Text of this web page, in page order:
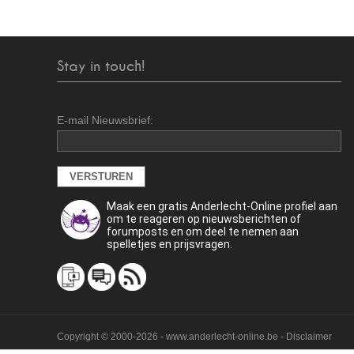
Stay in touch!
E-mail Nieuwsbrief:
Maak een gratis Anderlecht-Online profiel aan
om te reageren op nieuwsberichten of
forumposts en om deel te nemen aan
spelletjes en prijsvragen.
Copyright © 2000-2026 - www.anderlecht-online.be - Disclaimer